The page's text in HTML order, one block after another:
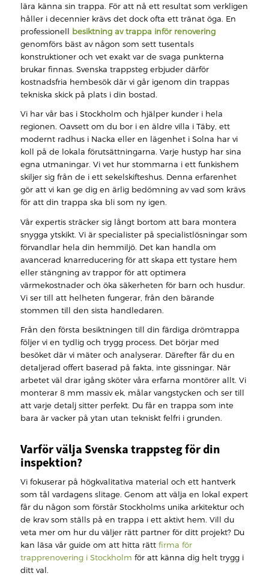
lära känna sin trappa. För att nå ett resultat som verkligen
håller i decennier krävs det dock ofta ett tränat öga. En
professionell besiktning av trappa inför renovering
genomförs bäst av någon som sett tusentals
konstruktioner och vet exakt var de svaga punkterna
brukar finnas. Svenska trappsteg erbjuder därför
kostnadsfria hembesök där vi går igenom din trappas
tekniska skick på plats i din bostad.
Vi har vår bas i Stockholm och hjälper kunder i hela
regionen. Oavsett om du bor i en äldre villa i Täby, ett
modernt radhus i Nacka eller en lägenhet i Solna har vi
koll på de lokala förutsättningarna. Varje hustyp har sina
egna utmaningar. Vi vet hur stommarna i ett funkishem
skiljer sig från de i ett sekelskifteshus. Denna erfarenhet
gör att vi kan ge dig en ärlig bedömning av vad som krävs
för att din trappa ska bli som ny igen.
Vår expertis sträcker sig långt bortom att bara montera
snygga ytskikt. Vi är specialister på specialistlösningar som
förvandlar hela din hemmiljö. Det kan handla om
avancerad knarreducering för att skapa ett tystare hem
eller stängning av trappor för att optimera
värmekostnader och öka säkerheten för barn och husdur.
Vi ser till att helheten fungerar, från den bärande
stommen till den sista handledaren.
Från den första besiktningen till din färdiga drömtrappa
följer vi en tydlig och trygg process. Det börjar med
besöket där vi mäter och analyserar. Därefter får du en
detaljerad offert baserad på fakta, inte gissningar. När
arbetet väl drar igång sköter våra erfarna montörer allt. Vi
monterar 8 mm massiv ek, målar vangstycken och ser till
att varje detalj sitter perfekt. Du får en trappa som inte
bara är vacker på ytan utan tekniskt felfri i grunden.
Varför välja Svenska trappsteg för din
inspektion?
Vi fokuserar på högkvalitativa material och ett hantverk
som tål vardagens slitage. Genom att välja en lokal expert
får du någon som förstår Stockholms unika arkitektur och
de krav som ställs på en trappa i ett aktivt hem. Vill du
veta mer om hur du väljer rätt partner för ditt projekt? Du
kan läsa vår guide om att hitta rätt firma för
trapprenovering i Stockholm för att känna dig helt trygg i
ditt val.